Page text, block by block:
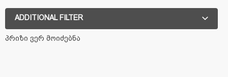
ADDITIONAL FILTER
პრიზი ვერ მოიძებნა